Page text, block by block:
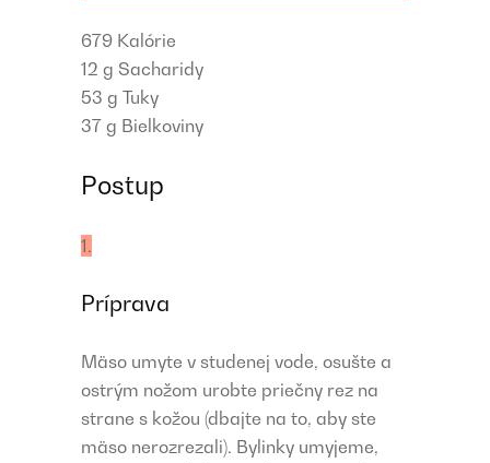
679 Kalórie
12 g Sacharidy
53 g Tuky
37 g Bielkoviny
Postup
1.
Príprava
Mäso umyte v studenej vode, osušte a
ostrým nožom urobte priečny rez na
strane s kožou (dbajte na to, aby ste
mäso nerozrezali). Bylinky umyjeme,